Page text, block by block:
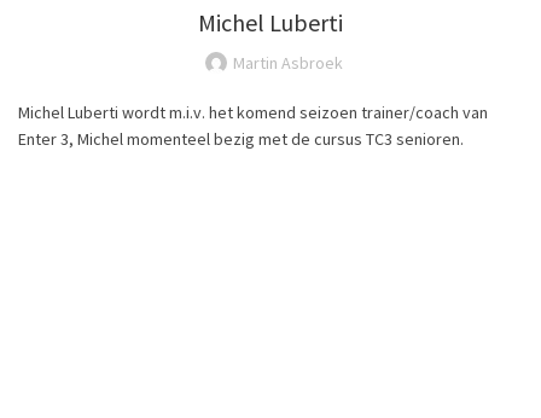
Michel Luberti
Martin Asbroek
Michel Luberti wordt m.i.v. het komend seizoen trainer/coach van
Enter 3, Michel momenteel bezig met de cursus TC3 senioren.